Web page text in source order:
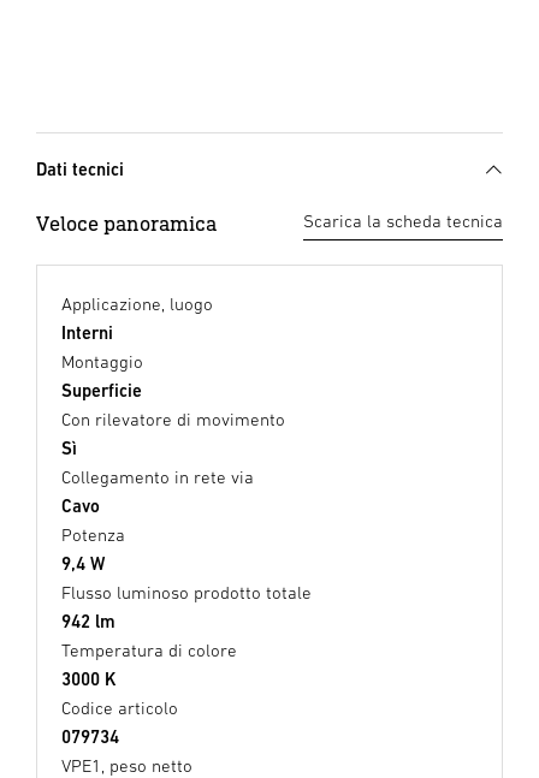
Dati tecnici
Veloce panoramica Scarica la scheda tecnica
Applicazione, luogo
Interni
Montaggio
Superficie
Con rilevatore di movimento
Sì
Collegamento in rete via
Cavo
Potenza
9,4 W
Flusso luminoso prodotto totale
942 lm
Temperatura di colore
3000 K
Codice articolo
079734
VPE1, peso netto